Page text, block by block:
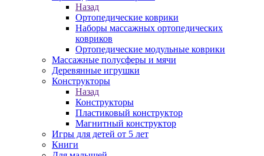
Назад
Ортопедические коврики
Наборы массажных ортопедических
ковриков
Ортопедические модульные коврики
Массажные полусферы и мячи
Деревянные игрушки
Конструкторы
Назад
Конструкторы
Пластиковый конструктор
Магнитный конструктор
Игры для детей от 5 лет
Книги